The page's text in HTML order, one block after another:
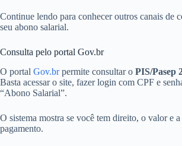
Continue lendo para conhecer outros canais de
seu abono salarial.
Consulta pelo portal Gov.br
O portal Gov.brpermite consultar o PIS/Pasep
Basta acessar o site, fazer login com CPF e
“Abono Salarial”.
O sistema mostra se você tem direito, o valor e
pagamento.